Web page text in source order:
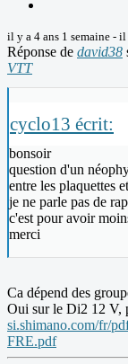
il y a 4 ans 1 semaine - il
Réponse de david38
VTT
cyclo13 écrit:
bonsoir
question d'un
entre les plaquettes
je ne parle pas de
c'est pour avoir
merci
Ca dépend des
Oui sur le Di2 12 V,
si.shimano.com/fr/
FRE.pdf